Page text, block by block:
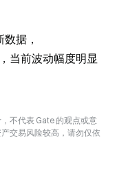
数据，
当前波动幅度明显
不代表 Gate 的观点或意
交易风险较高，请勿仅依